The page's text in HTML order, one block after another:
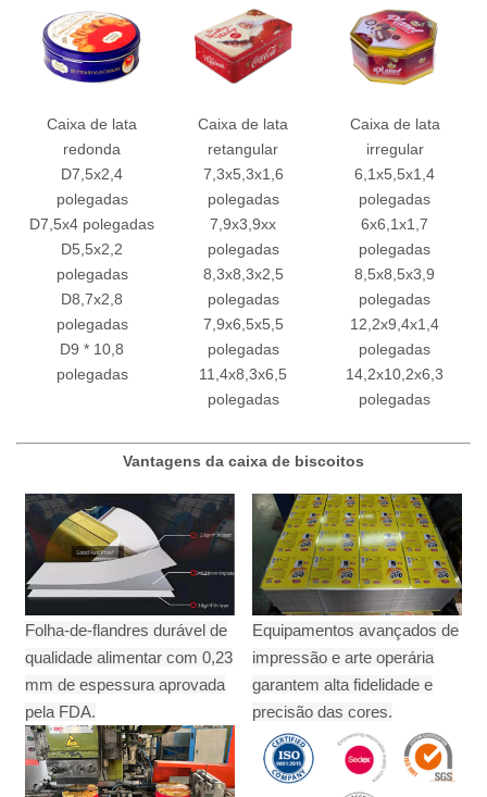
Caixa de lata
redonda
D7,5x2,4
polegadas
D7,5x4 polegadas
D5,5x2,2
polegadas
D8,7x2,8
polegadas
D9 * 10,8
polegadas
Caixa de lata
retangular
7,3x5,3x1,6
polegadas
7,9x3,9xx
polegadas
8,3x8,3x2,5
polegadas
7,9x6,5x5,5
polegadas
11,4x8,3x6,5
polegadas
Caixa de lata
irregular
6,1x5,5x1,4
polegadas
6x6,1x1,7
polegadas
8,5x8,5x3,9
polegadas
12,2x9,4x1,4
polegadas
14,2x10,2x6,3
polegadas
Vantagens da caixa de biscoitos
Folha-de-flandres durável de
qualidade alimentar com 0,23
mm de espessura aprovada
pela FDA.
Equipamentos avançados de
impressão e arte operária
garantem alta fidelidade e
precisão das cores.